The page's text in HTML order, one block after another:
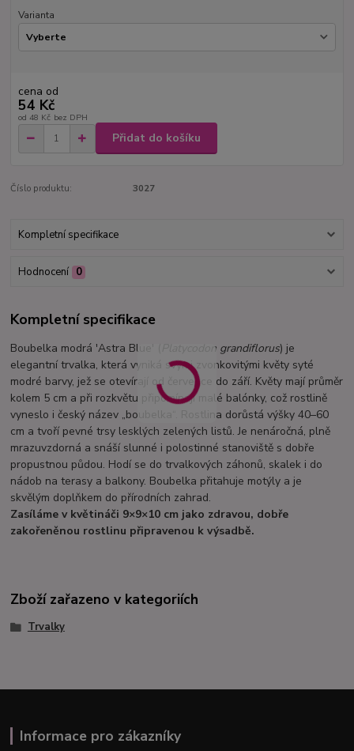
Varianta
cena od
54 Kč
od 48 Kč bez DPH
Přidat do košíku
Číslo produktu: 3027
Kompletní specifikace
Hodnocení 0
Kompletní specifikace
Boubelka modrá 'Astra Blue' ( Platycodon grandiflorus) je
elegantní trvalka, která vyniká svými zvonkovitými květy syté
modré barvy, jež se otevírají od července do září. Květy mají průměr
kolem 5 cm a při rozkvětu připomínají malé balónky, což rostlině
vyneslo i český název „boubelka“. Rostlina dorůstá výšky 40–60
cm a tvoří pevné trsy lesklých zelených listů. Je nenáročná, plně
mrazuvzdorná a snáší slunné i polostinné stanoviště s dobře
propustnou půdou. Hodí se do trvalkových záhonů, skalek i do
nádob na terasy a balkony. Boubelka přitahuje motýly a je
skvělým doplňkem do přírodních zahrad.
Zasíláme v květináči 9×9×10 cm jako zdravou, dobře
zakořeněnou rostlinu připravenou k výsadbě.
Zboží zařazeno v kategoriích
Trvalky
Informace pro zákazníky